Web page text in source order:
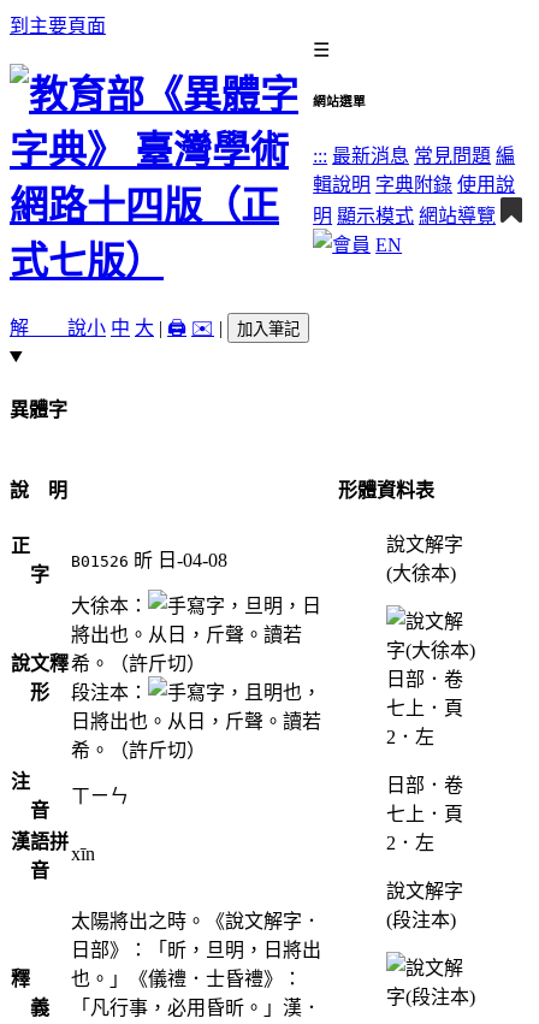
到主要頁面
☰
網站選單
::: 最新消息 常見問題 編
輯說明 字典附錄 使用說
明 顯示模式 網站導覽
EN
解 說小 中 大 | 🖨️ ✉️ | 加入筆記
異體字
說 明
正
字
B01526 昕 日-04-08
說文釋
形
大徐本：
，旦明，日
將出也。从日，斤聲。讀若
希。（許斤切）
段注本：
，且明也，
日將出也。从日，斤聲。讀若
希。（許斤切）
注
音
ㄒㄧㄣ
漢語拼
音
xīn
釋
義
太陽將出之時。《說文解字．
日部》：「昕，旦明，日將出
也。」《儀禮．士昏禮》：
「凡行事，必用昏昕。」漢．
形體資料表
說文解字
(大徐本)
日部．卷
七上．頁
2．左
說文解字
(段注本)